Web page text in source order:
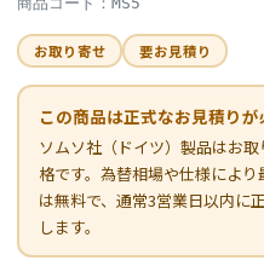
お取り寄せ 要お見積り
この商品は正式なお見積り
ソムソ社（ドイツ）製品はお
格です。為替相場や仕様によ
は無料で、通常3営業日以内に
します。